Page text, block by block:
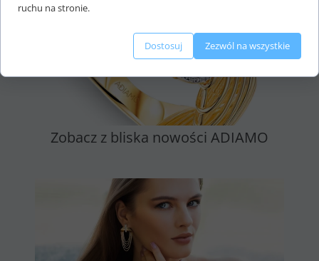
Zobacz z bliska nowości ADIAMO
ruchu na stronie.
Dostosuj Zezwól na wszystkie